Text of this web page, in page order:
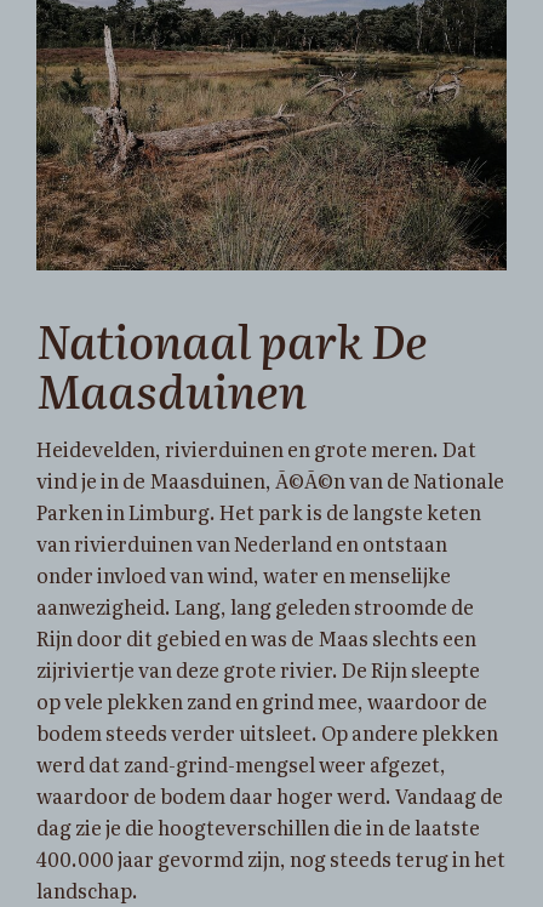
Nationaal park De
Maasduinen
Heidevelden, rivierduinen en grote meren. Dat
vind je in de Maasduinen, Ã©Ã©n van de Nationale
Parken in Limburg. Het park is de langste keten
van rivierduinen van Nederland en ontstaan
onder invloed van wind, water en menselijke
aanwezigheid. Lang, lang geleden stroomde de
Rijn door dit gebied en was de Maas slechts een
zijriviertje van deze grote rivier. De Rijn sleepte
op vele plekken zand en grind mee, waardoor de
bodem steeds verder uitsleet. Op andere plekken
werd dat zand-grind-mengsel weer afgezet,
waardoor de bodem daar hoger werd. Vandaag de
dag zie je die hoogteverschillen die in de laatste
400.000 jaar gevormd zijn, nog steeds terug in het
landschap.